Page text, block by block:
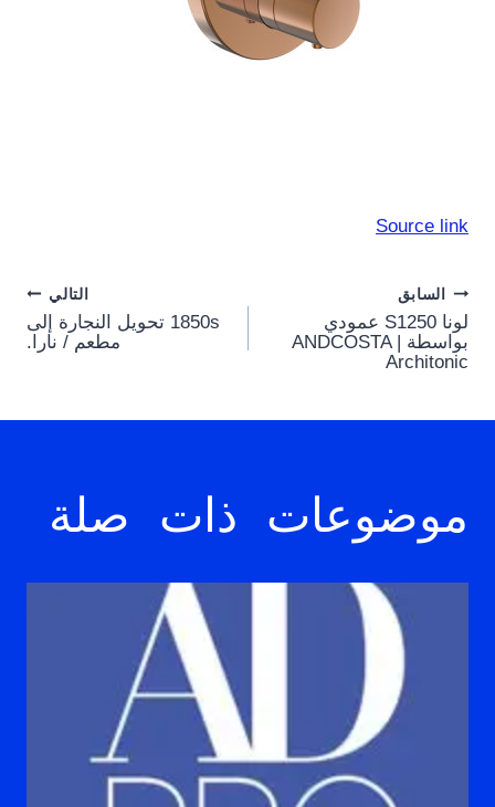
Source link
Post
navigation
السابق
لونا S1250 عمودي
بواسطة ANDCOSTA |
Architonic
التالي
1850s تحويل النجارة إلى
مطعم / نارا.
موضوعات ذات صلة